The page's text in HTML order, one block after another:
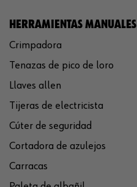
HERRAMIENTAS MANUALES
Crimpadora
Tenazas de pico de loro
Llaves allen
Tijeras de electricista
Cúter de seguridad
Cortadora de azulejos
Carracas